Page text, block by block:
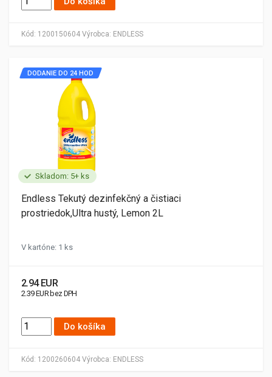
Kód: 1200150604 Výrobca: ENDLESS
Skladom: 5+ ks
Kód: 1200260604 Výrobca: ENDLESS
DODANIE DO 24 HOD
Endless Tekutý dezinfekčný a čistiaci
prostriedok,Ultra hustý, Lemon 2L
V kartóne: 1 ks
2.94 EUR
2.39 EUR bez DPH
Do košíka